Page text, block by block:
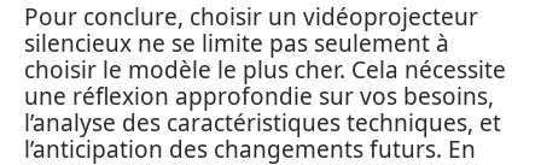
Pour conclure, choisir un vidéoprojecteur
silencieux ne se limite pas seulement à
choisir le modèle le plus cher. Cela nécessite
une réflexion approfondie sur vos besoins,
l’analyse des caractéristiques techniques, et
l’anticipation des changements futurs. En